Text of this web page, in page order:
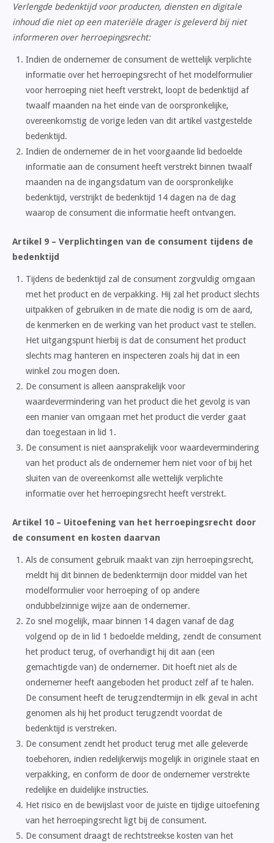
Verlengde bedenktijd voor producten, diensten en digitale
inhoud die niet op een materiële drager is geleverd bij niet
informeren over herroepingsrecht:
Indien de ondernemer de consument de wettelijk verplichte
informatie over het herroepingsrecht of het modelformulier
voor herroeping niet heeft verstrekt, loopt de bedenktijd af
twaalf maanden na het einde van de oorspronkelijke,
overeenkomstig de vorige leden van dit artikel vastgestelde
bedenktijd.
Indien de ondernemer de in het voorgaande lid bedoelde
informatie aan de consument heeft verstrekt binnen twaalf
maanden na de ingangsdatum van de oorspronkelijke
bedenktijd, verstrijkt de bedenktijd 14 dagen na de dag
waarop de consument die informatie heeft ontvangen.
Artikel 9 – Verplichtingen van de consument tijdens de
bedenktijd
Tijdens de bedenktijd zal de consument zorgvuldig omgaan
met het product en de verpakking. Hij zal het product slechts
uitpakken of gebruiken in de mate die nodig is om de aard,
de kenmerken en de werking van het product vast te stellen.
Het uitgangspunt hierbij is dat de consument het product
slechts mag hanteren en inspecteren zoals hij dat in een
winkel zou mogen doen.
De consument is alleen aansprakelijk voor
waardevermindering van het product die het gevolg is van
een manier van omgaan met het product die verder gaat
dan toegestaan in lid 1.
De consument is niet aansprakelijk voor waardevermindering
van het product als de ondernemer hem niet voor of bij het
sluiten van de overeenkomst alle wettelijk verplichte
informatie over het herroepingsrecht heeft verstrekt.
Artikel 10 – Uitoefening van het herroepingsrecht door
de consument en kosten daarvan
Als de consument gebruik maakt van zijn herroepingsrecht,
meldt hij dit binnen de bedenktermijn door middel van het
modelformulier voor herroeping of op andere
ondubbelzinnige wijze aan de ondernemer.
Zo snel mogelijk, maar binnen 14 dagen vanaf de dag
volgend op de in lid 1 bedoelde melding, zendt de consument
het product terug, of overhandigt hij dit aan (een
gemachtigde van) de ondernemer. Dit hoeft niet als de
ondernemer heeft aangeboden het product zelf af te halen.
De consument heeft de terugzendtermijn in elk geval in acht
genomen als hij het product terugzendt voordat de
bedenktijd is verstreken.
De consument zendt het product terug met alle geleverde
toebehoren, indien redelijkerwijs mogelijk in originele staat en
verpakking, en conform de door de ondernemer verstrekte
redelijke en duidelijke instructies.
Het risico en de bewijslast voor de juiste en tijdige uitoefening
van het herroepingsrecht ligt bij de consument.
De consument draagt de rechtstreekse kosten van het